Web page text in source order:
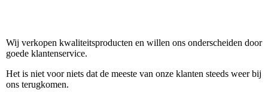
Wij verkopen kwaliteitsproducten en willen ons onderscheiden door
goede klantenservice.
Het is niet voor niets dat de meeste van onze klanten steeds weer bij
ons terugkomen.